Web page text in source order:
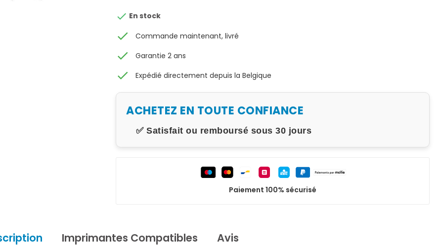
 En stock
check Commande maintenant, livré
check Garantie 2 ans
check Expédié directement depuis la Belgique
ACHETEZ EN TOUTE CONFIANCE
✅ Satisfait ou remboursé sous 30 jours
Paiement 100% sécurisé
Imprimantes Compatibles Avis